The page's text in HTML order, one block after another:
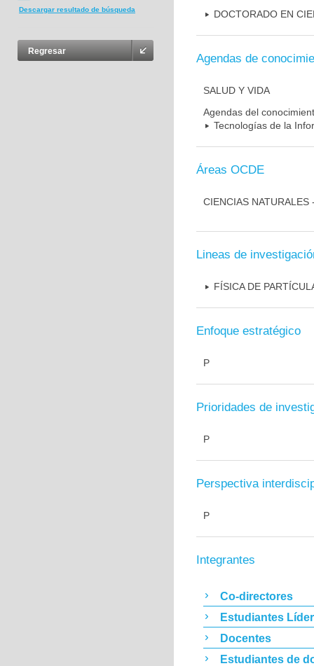
Descargar resultado de búsqueda
Regresar
DOCTORADO EN
Agendas de
SALUD Y VIDA
Agendas del
Tecnologías de la
Áreas OCDE
CIENCIAS NATURALES
Lineas de
FÍSICA DE
Enfoque estratégico
P
Prioridades de
P
Perspectiva
P
Integrantes
Co-directores
Estudiantes
Docentes
Estudiantes de